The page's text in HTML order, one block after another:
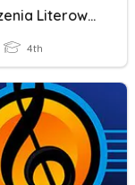
Oznaczenia Literowe Nut
4th